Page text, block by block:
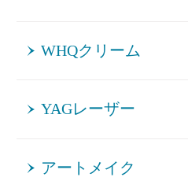
WHQクリーム
YAGレーザー
アートメイク